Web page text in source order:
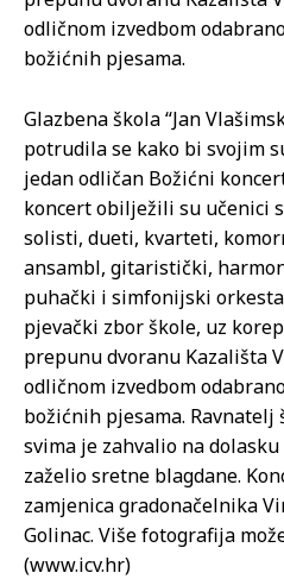
odličnom izvedbom
božićnih pjesama.
Glazbena škola “Jan
potrudila se kako bi svojim
jedan odličan Božićni
koncert obilježili su učenici
solisti, dueti, kvarteti,
ansambl, gitaristički,
puhački i simfonijski
pjevački zbor škole, uz
prepunu dvoranu Kazališta
odličnom izvedbom
božićnih pjesama.
svima je zahvalio na
zaželio sretne blagdane.
zamjenica gradonačelnika
Golinac. Više fotografija
(www.icv.hr)